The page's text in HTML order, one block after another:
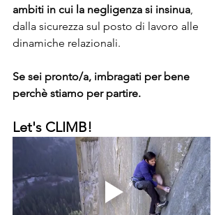
ambiti in cui la negligenza si insinua
dalla sicurezza sul posto di lavoro alle
dinamiche relazionali.
Se sei pronto/a, imbragati per bene
perchè stiamo per partire.
Let's CLIMB!